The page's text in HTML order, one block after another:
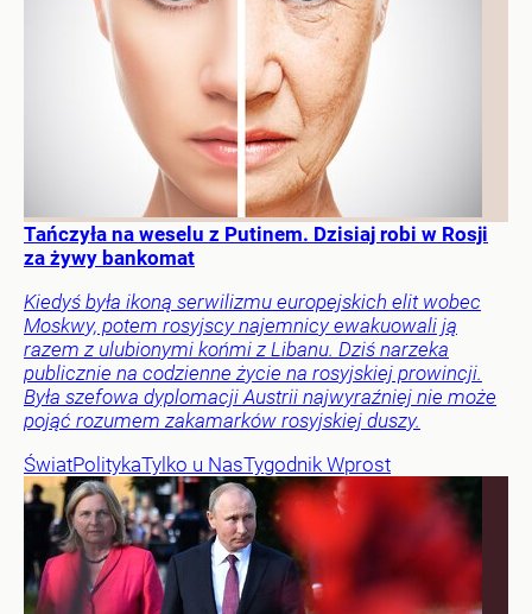
Tańczyła na weselu z Putinem. Dzisiaj robi w Rosji
za żywy bankomat
Kiedyś była ikoną serwilizmu europejskich elit wobec
Moskwy, potem rosyjscy najemnicy ewakuowali ją
razem z ulubionymi końmi z Libanu. Dziś narzeka
publicznie na codzienne życie na rosyjskiej prowincji.
Była szefowa dyplomacji Austrii najwyraźniej nie może
pojąć rozumem zakamarków rosyjskiej duszy.
ŚwiatPolitykaTylko u NasTygodnik Wprost